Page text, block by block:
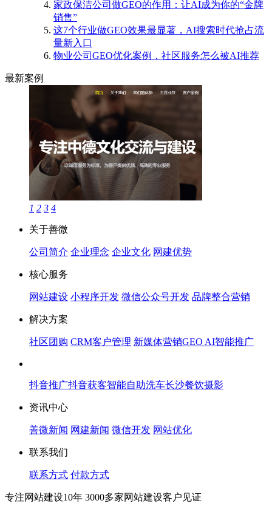
家政保洁公司做GEO的作用：让AI成为你的“金牌
销售”
这7个行业做GEO效果最显著，AI搜索时代抢占流
量新入口
物业公司GEO优化案例，社区服务怎么被AI推荐
最新案例
1 2 3 4
关于善微
公司简介 企业理念 企业文化 网建优势
核心服务
网站建设 小程序开发 微信公众号开发 品牌整合营销
解决方案
社区团购 CRM客户管理 新媒体营销GEO AI智能推广
抖音推广抖音获客智能自助洗车长沙餐饮摄影
资讯中心
善微新闻 网建新闻 微信开发 网站优化
联系我们
联系方式 付款方式
专注网站建设10年 3000多家网站建设客户见证